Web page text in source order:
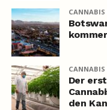
CANNABIS
CANNABIS
Der
den